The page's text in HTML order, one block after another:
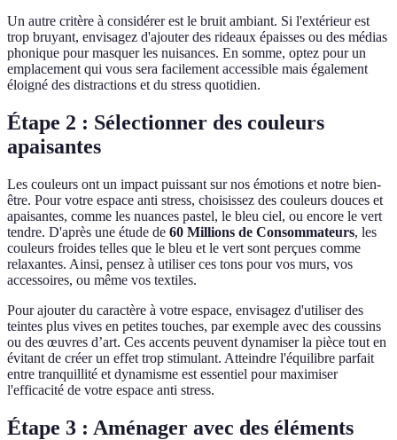
Un autre critère à considérer est le bruit ambiant. Si l'extérieur est
trop bruyant, envisagez d'ajouter des rideaux épaisses ou des médias
phonique pour masquer les nuisances. En somme, optez pour un
emplacement qui vous sera facilement accessible mais également
éloigné des distractions et du stress quotidien.
Étape 2 : Sélectionner des couleurs
apaisantes
Les couleurs ont un impact puissant sur nos émotions et notre bien-
être. Pour votre espace anti stress, choisissez des couleurs douces et
apaisantes, comme les nuances pastel, le bleu ciel, ou encore le vert
tendre. D'après une étude de 60 Millions de Consommateurs, les
couleurs froides telles que le bleu et le vert sont perçues comme
relaxantes. Ainsi, pensez à utiliser ces tons pour vos murs, vos
accessoires, ou même vos textiles.
Pour ajouter du caractère à votre espace, envisagez d'utiliser des
teintes plus vives en petites touches, par exemple avec des coussins
ou des œuvres d’art. Ces accents peuvent dynamiser la pièce tout en
évitant de créer un effet trop stimulant. Atteindre l'équilibre parfait
entre tranquillité et dynamisme est essentiel pour maximiser
l'efficacité de votre espace anti stress.
Étape 3 : Aménager avec des éléments